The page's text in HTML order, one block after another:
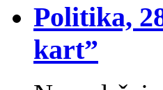
Politika,
kart”